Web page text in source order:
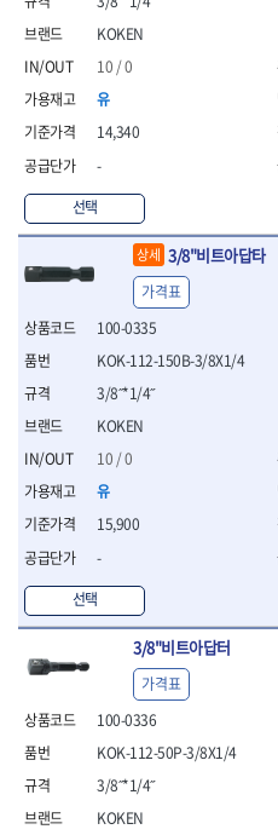
- 날교환드라이버세트
- 드라이버핸들
- 비트세트
- 비트홀다드라이버세트
- 드라이버블레이드
- 비트드라이버
- 육각비트
- 검전드라이버
- 육각T렌치
- 전동비트홀다
- 드라이버비트세트
- 옵셋드라이버
- 스크래퍼드라이버
- 시계드라이버
- 정밀드라이버
- 육각복스드라이버
- 스크류드라이버
- 툴첵플러스
- 너트드라이버
- 자화기
- 레이저팁 드라이버
- 라쳇렌치
- 임팩엑스트라롱소켓
- 파워렌치
- 드릴척아답타
- 옵셋렌치
- 파워렌치
이젠
일레드
츠노다(TTC)
타이거(TIGER)
협성
KOKEN
10 / 0
유
14,340
-
선택
상세 3/8"비트아답타
100-0335
KOKEN
10 / 0
유
15,900
-
선택
KOK-112-150B-3/8X1/4
3/8˝*1/4˝
가격표
3/8"비트아답터
100-0336
KOKEN
KOK-112-50P-3/8X1/4
3/8˝*1/4˝
가격표